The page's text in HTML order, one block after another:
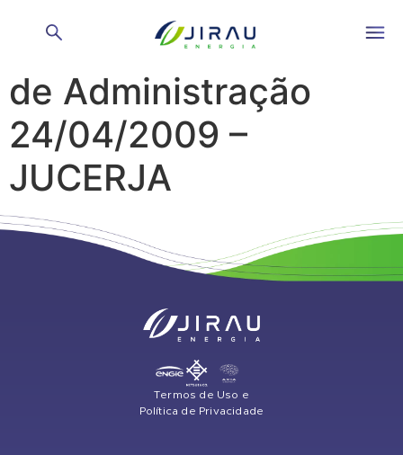
Reunião do Conselho
de Administração
24/04/2009 –
JUCERJA
Termos de Uso e
Política de Privacidade